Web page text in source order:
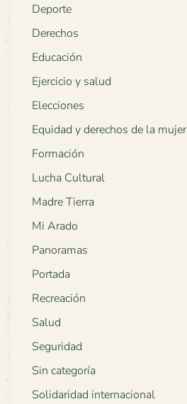
Deporte
Derechos
Educación
Ejercicio y salud
Elecciones
Equidad y derechos de la mujer
Formación
Lucha Cultural
Madre Tierra
Mi Arado
Panoramas
Portada
Recreación
Salud
Seguridad
Sin categoría
Solidaridad internacional